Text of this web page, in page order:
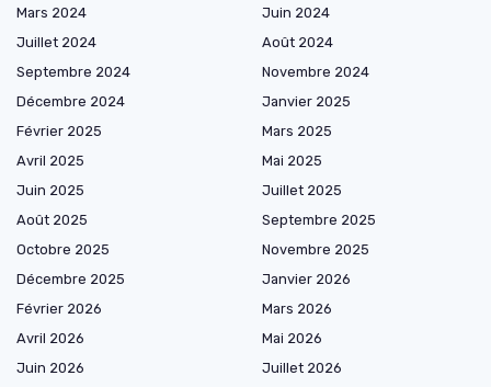
Mars 2024
Juin 2024
Juillet 2024
Août 2024
Septembre 2024
Novembre 2024
Décembre 2024
Janvier 2025
Février 2025
Mars 2025
Avril 2025
Mai 2025
Juin 2025
Juillet 2025
Août 2025
Septembre 2025
Octobre 2025
Novembre 2025
Décembre 2025
Janvier 2026
Février 2026
Mars 2026
Avril 2026
Mai 2026
Juin 2026
Juillet 2026